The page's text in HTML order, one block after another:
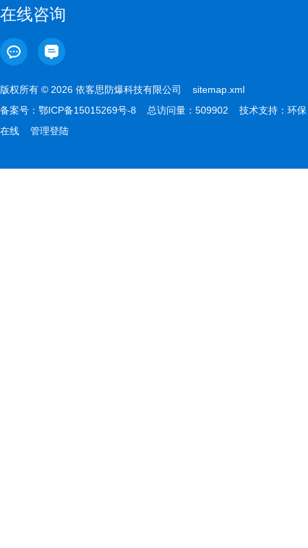
在线咨询
版权所有 © 2026 依客思防爆科技有限公司 sitemap.xml
备案号： 鄂ICP备15015269号-8 总访问量：509902 技术支持： 环保
在线
管理登陆